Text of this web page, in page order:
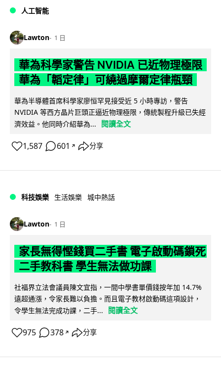
人工智能
Lawton 1 日
華為科學家警告 NVIDIA 已近物理極限
華為「韜定律」可繞過摩爾定律瓶頸
華為半導體首席科學家廖恒罕見接受近 5 小時專訪，警告
NVIDIA 等西方晶片巨頭正逼近物理極限，傳統製程升級已失經
濟效益。他同時介紹華為...
閱讀全文
1,587 601 ↗ 分享
科技娛樂 生活娛樂 城中熱話
Lawton 1 日
家長無得慳錢買二手書 電子啟動碼鎖死
二手教科書 學生無法做功課
社福界立法會議員陳文宜指，一間中學書單價錢按年加 14.7%
遠超通漲，令家長難以負擔。而且電子教材啟動碼這項設計，
令學生無法完成功課，二手...
閱讀全文
975 378 ↗ 分享